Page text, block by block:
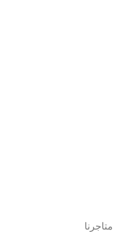
متاجرنا